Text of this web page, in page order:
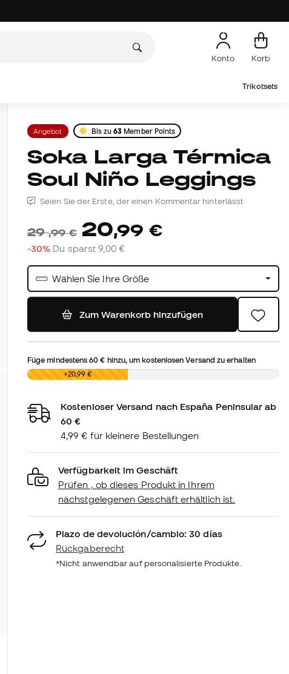
Konto Korb
Trikotsets
Angebot Bis zu63 Member Points
Soka Larga Térmica
Soul Niño Leggings
Seien Sie der Erste, der einen Kommentar hinterlässt
29,99 € 20,99 €
-30% Du sparst9,00 €
Wählen Sie Ihre Größe
Zum Warenkorb hinzufügen
Füge mindestens60 € hinzu, um kostenlosen Versand zu erhalten
0,00 € +20,99 €
Kostenloser Versand nach España Peninsular ab
60 €
4,99 € für kleinere Bestellungen
Verfügbarkeit im Geschäft
Prüfen , ob dieses Produkt in Ihrem
nächstgelegenen Geschäft erhältlich ist.
Plazo de devolución/cambio: 30 días
Rückgaberecht
*Nicht anwendbar auf personalisierte Produkte.